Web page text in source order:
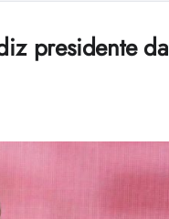
presidente da